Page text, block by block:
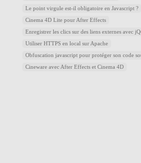
Le point virgule est-il obligatoire en Javascript ?
Cinema 4D Lite pour After Effects
Enregistrer les clics sur des liens externes avec
Utiliser HTTPS en local sur Apache
Obfuscation javascript pour protéger son code
Cineware avec After Effects et Cinema 4D